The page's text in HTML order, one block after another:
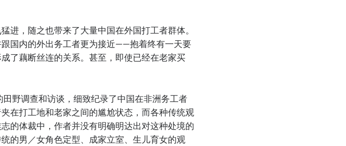
进，随之也带来了大量中国在外国打工者群体。
国内的外出务工者更为接近——抱着终有一天要
了藕断丝连的关系。甚至，即使已经在老家买
野调查和访谈，细致纪录了中国在非洲务工者
在打工地和老家之间的尴尬状态，而各种传统观
的体裁中，作者并没有明确明达出对这种处境的
的男／女角色定型、成家立室、生儿育女的观